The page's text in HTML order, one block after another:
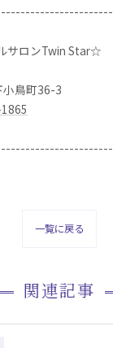
サロンTwin Star☆
小鳥町36-3
一覧に戻る
関連記事